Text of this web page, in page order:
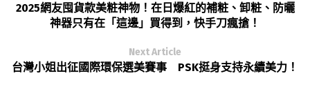
2025網友囤貨款美粧神物！在日爆紅的補粧、卸粧、防曬
神器只有在「這邊」買得到，快手刀瘋搶！
Next Article
台灣小姐出征國際環保選美賽事 PSK挺身支持永續美力！